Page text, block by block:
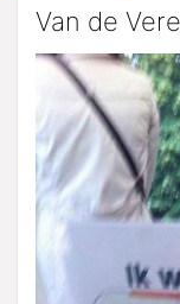
Van de